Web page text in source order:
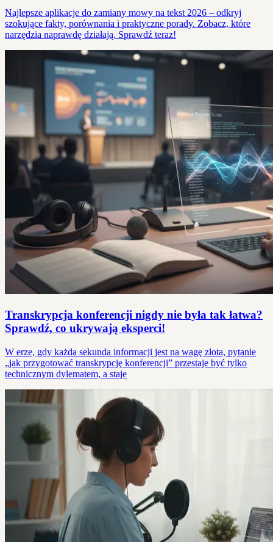
Najlepsze aplikacje do zamiany mowy na tekst 2026 – odkryj
szokujące fakty, porównania i praktyczne porady. Zobacz, które
narzędzia naprawdę działają. Sprawdź teraz!
Transkrypcja konferencji nigdy nie była tak łatwa?
Sprawdź, co ukrywają eksperci!
W erze, gdy każda sekunda informacji jest na wagę złota, pytanie
„jak przygotować transkrypcję konferencji” przestaje być tylko
technicznym dylematem, a staje